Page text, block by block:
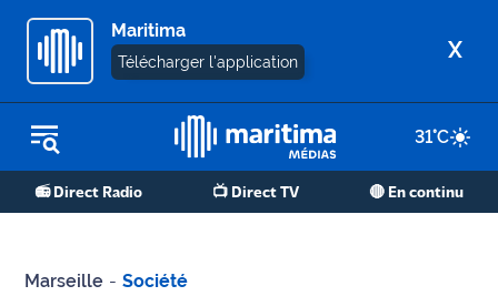
Maritima
Télécharger l'application X
31°C
📻 Direct Radio 📺 Direct TV 🔴 En continu
REPLAY RADIO
REPLAY TV
Marseille - Société